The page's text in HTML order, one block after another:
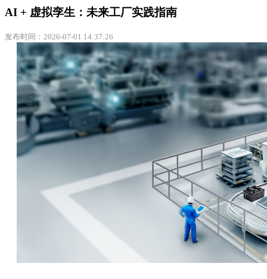
AI + 虚拟孪生：未来工厂实践指南
发布时间：2026-07-01 14:37:26